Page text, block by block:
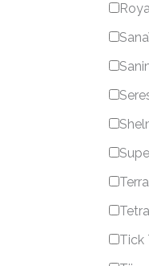
Terra
Tetra
Tick